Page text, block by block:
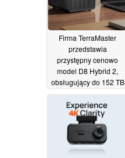
Firma TerraMaster
przedstawia
przystępny cenowo
model D8 Hybrid 2,
obsługujący do 152 TB
pamięci masowej
24/07/2026